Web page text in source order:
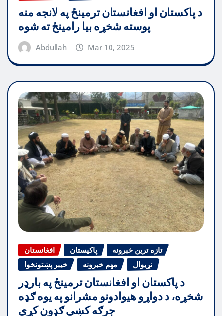
د پاکستان او افغانستان ترمینځ په لانجه منه
پوسته شخړه بیا رامینځ ته شوه
Abdullah Mar 10, 2025
افغانستان پاکیستان
تازه ترین خبرونه
خیبر پښتونخوا
مهم خبرونه نړیوال
د پاکستان او افغانستان ترمینځ په بارډر
شخړه، د دواړو هیوادونو مشرانو په یوه ګډه
جرګه کښې ګډون کړې